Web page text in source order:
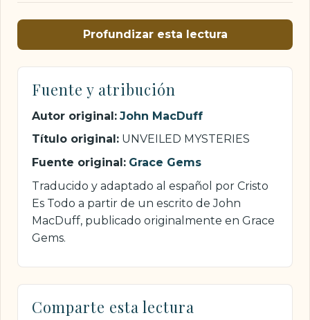
Profundizar esta lectura
Fuente y atribución
Autor original: John MacDuff
Título original: UNVEILED MYSTERIES
Fuente original: Grace Gems
Traducido y adaptado al español por Cristo
Es Todo a partir de un escrito de John
MacDuff, publicado originalmente en Grace
Gems.
Comparte esta lectura